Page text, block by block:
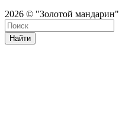
2026 © "Золотой мандарин"
Найти